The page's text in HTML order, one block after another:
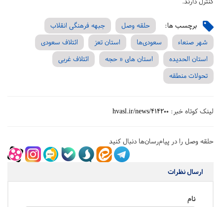
برچسب ها: حلقه وصل
جبهه فرهنگی انقلاب
شهر صنعاء
سعودی‌ها استان تعز
ائتلاف سعودی
استان الحدیده
استان های « حجه
ائتلاف غربی
تحولات منطقه
لینک کوتاه خبر: hvasl.ir/news/414200
حلقه وصل را در پیام‌رسان‌ها دنبال کنید
ارسال نظرات
نام